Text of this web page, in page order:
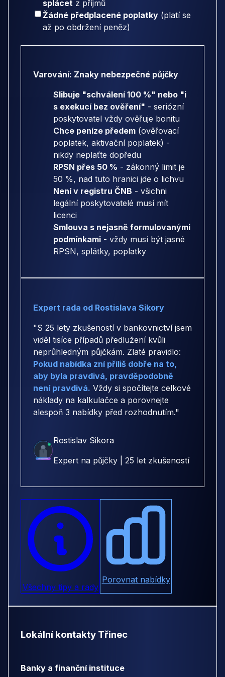
splácet z příjmů
Žádné předplacené poplatky (platí se
až po obdržení peněz)
Varování: Znaky nebezpečné půjčky
Slibuje "schválení 100 %" nebo "i
s exekucí bez ověření" - seriózní
poskytovatel vždy ověřuje bonitu
Chce peníze předem (ověřovací
poplatek, aktivační poplatek) -
nikdy neplaťte dopředu
RPSN přes 50 % - zákonný limit je
50 %, nad tuto hranici jde o lichvu
Není v registru ČNB - všichni
legální poskytovatelé musí mít
licenci
Smlouva s nejasně formulovanými
podmínkami - vždy musí být jasné
RPSN, splátky, poplatky
Expert rada od Rostislava Sikory
"S 25 lety zkušeností v bankovnictví jsem
viděl tisíce případů předlužení kvůli
neprůhledným půjčkám. Zlaté pravidlo:
Pokud nabídka zní příliš dobře na to,
aby byla pravdivá, pravděpodobně
není pravdivá. Vždy si spočítejte celkové
náklady na kalkulačce a porovnejte
alespoň 3 nabídky před rozhodnutím."
Rostislav Sikora
Expert na půjčky | 25 let zkušeností
Všechny tipy a rady
Porovnat nabídky
Lokální kontakty Třinec
Banky a finanční instituce